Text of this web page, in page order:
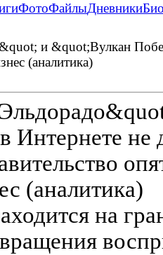
ФотоФайлыДневники
и &quot;Вулкан
(аналитика)
Интернете не
(аналитика)
на